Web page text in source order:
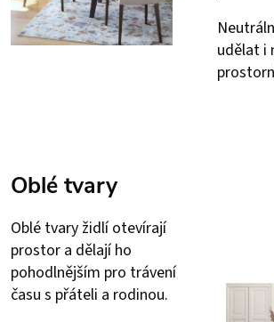
udělat i
Oblé tvary
Oblé tvary židlí otevírají
prostor a dělají ho
pohodlnějším pro trávení
času s přáteli a rodinou.